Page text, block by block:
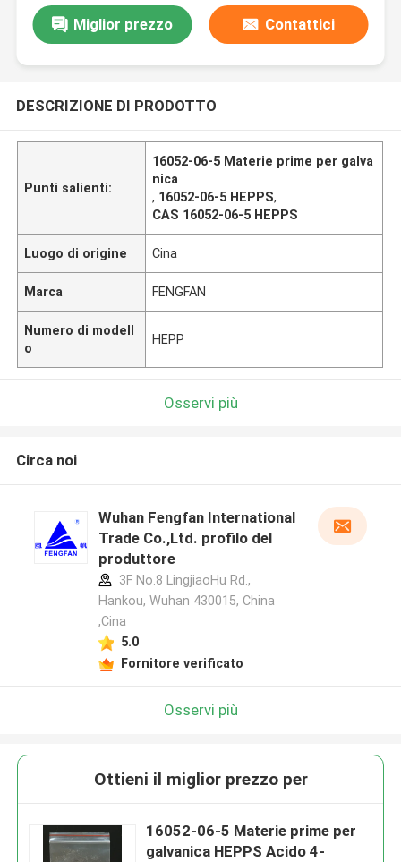
Miglior prezzo Contattici
DESCRIZIONE DI PRODOTTO
Punti salienti:
16052-06-5 Materie prime per galva
nica
, 16052-06-5 HEPPS,
CAS 16052-06-5 HEPPS
Luogo di origine Cina
Marca FENGFAN
Numero di modell
o
HEPP
Osservi più
Circa noi
Wuhan Fengfan International
Trade Co.,Ltd. profilo del
produttore
3F No.8 LingjiaoHu Rd.,
Hankou, Wuhan 430015, China
,Cina
5.0
Fornitore verificato
Osservi più
Ottieni il miglior prezzo per
16052-06-5 Materie prime per
galvanica HEPPS Acido 4-